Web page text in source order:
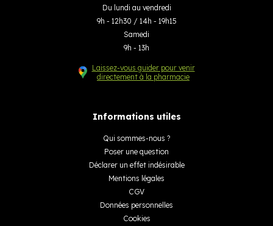
Du lundi au vendredi
9h - 12h30 / 14h - 19h15
Samedi
9h - 13h
Laissez-vous guider pour venir
directement à la pharmacie
Informations utiles
Qui sommes-nous ?
Poser une question
Déclarer un effet indésirable
Mentions légales
CGV
Données personnelles
Cookies